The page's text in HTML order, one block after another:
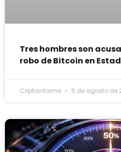
Tres hombres son
robo de Bitcoin en
Criptoinforme 5 de agosto de